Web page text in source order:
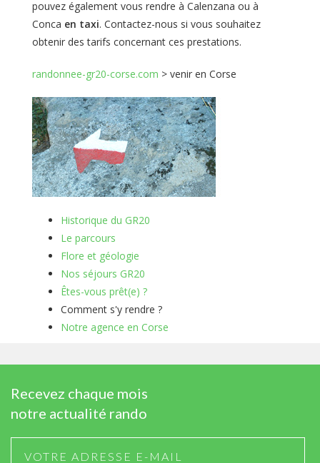
pouvez également vous rendre à Calenzana ou à
Conca en taxi. Contactez-nous si vous souhaitez
obtenir des tarifs concernant ces prestations.
randonnee-gr20-corse.com > venir en Corse
Historique du GR20
Le parcours
Flore et géologie
Nos séjours GR20
Êtes-vous prêt(e) ?
Comment s'y rendre ?
Notre agence en Corse
Recevez chaque mois
notre actualité rando